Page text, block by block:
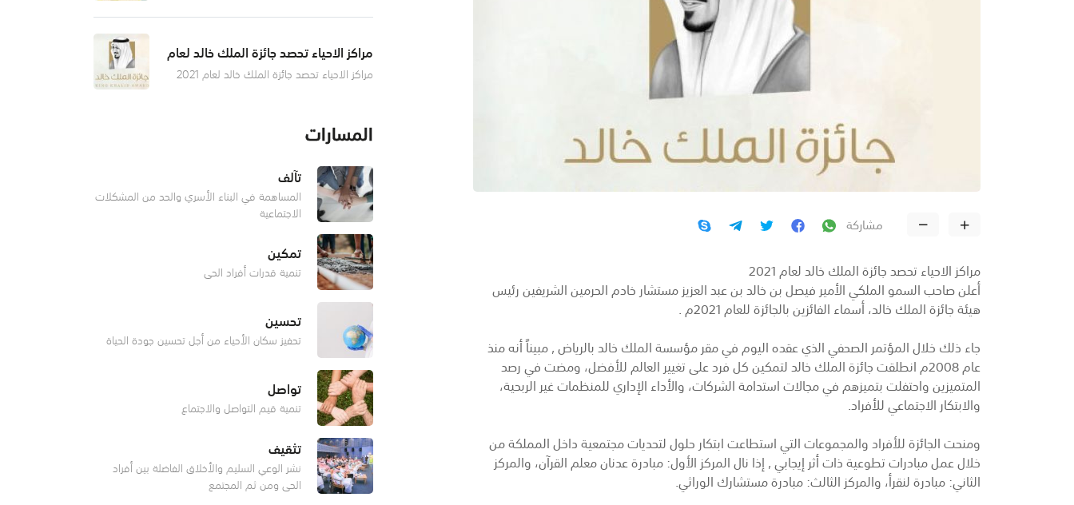
مشاركة
مراكز الاحياء تحصد جائزة الملك خالد لعام 2021
أعلن صاحب السمو الملكي الأمير فيصل بن خالد بن عبد العزيز مستشار خادم الحرمين الشريفين رئيس
هيئة جائزة الملك خالد، أسماء الفائزين بالجائزة للعام 2021م .
جاء ذلك خلال المؤتمر الصحفي الذي عقده اليوم في مقر مؤسسة الملك خالد بالرياض , مبيناً أنه منذ
عام 2008م انطلقت جائزة الملك خالد لتمكين كل فرد على تغيير العالم للأفضل، ومضت في رصد
المتميزين واحتفلت بتميزهم في مجالات استدامة الشركات، والأداء الإداري للمنظمات غير الربحية،
والابتكار الاجتماعي للأفراد.
ومنحت الجائزة للأفراد والمجموعات التي استطاعت ابتكار حلول لتحديات مجتمعية داخل المملكة من
خلال عمل مبادرات تطوعية ذات أثر إيجابي , إذا نال المركز الأول: مبادرة عدنان معلم القرآن، والمركز
الثاني: مبادرة لنقرأ، والمركز الثالث: مبادرة مستشارك الوراثي.
للإبداع عن مبادرة منصة ارزاق الالكترونية، وذلك
مراكز الاحياء تحصد جائزة الملك خالد لعام
2021 مراكز الاحياء تحصد جائزة الملك خالد لعام 2021
رئيس هيئة جائزة الملك خالد، أسماء الفائزين بالج
المسارات
تآلف
المساهمة في البناء الأسري والحد من المشكلات
الاجتماعية
تمكين
تنمية قدرات أفراد الحي
تحسين
تحفيز سكان الأحياء من أجل تحسين جودة الحياة
تواصل
تنمية قيم التواصل والاجتماع
تثقيف
نشر الوعي السليم والأخلاق الفاضلة بين أفراد
الحي ومن ثم المجتمع